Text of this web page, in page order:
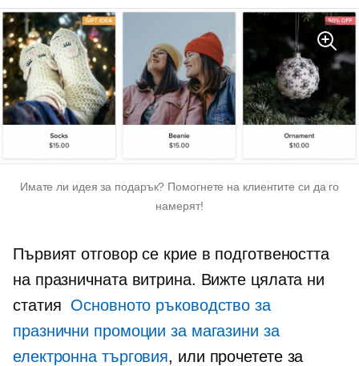
Имате ли идея за подарък? Помогнете на клиентите си да го
намерят!
Първият отговор се крие в подготвеността
на празничната витрина. Вижте цялата ни
статия Основното ръководство за
празнични промоции за магазини за
електронна търговия, или прочетете за